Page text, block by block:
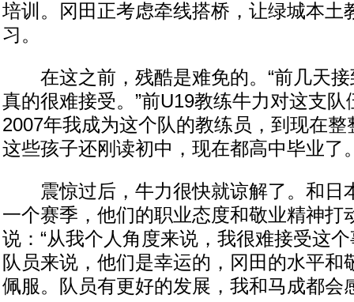
培训。冈田正考虑牵线搭桥，让绿城本土
习。
在这之前，残酷是难免的。“前几天接
真的很难接受。”前U19教练牛力对这支队
2007年我成为这个队的教练员，到现在
这些孩子还刚读初中，现在都高中毕业了
震惊过后，牛力很快就谅解了。和日
一个赛季，他们的职业态度和敬业精神打
说：“从我个人角度来说，我很难接受这
队员来说，他们是幸运的，冈田的水平和
佩服。队员有更好的发展，我和马成都会